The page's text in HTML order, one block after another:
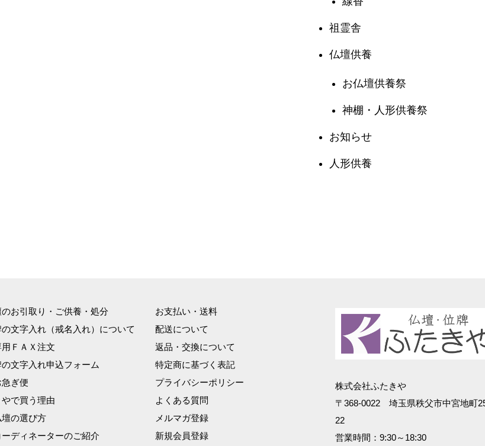
祖霊舎
仏壇供養
お仏壇供養祭
神棚・人形供養祭
お知らせ
人形供養
お引取り・ご供養・処分
文字入れ（戒名入れ）について
ＦＡＸ注文
文字入れ申込フォーム
ぎ便
で買う理由
壇の選び方
ディネーターのご紹介
お支払い・送料
配送について
返品・交換について
特定商に基づく表記
プライバシーポリシー
よくある質問
メルマガ登録
新規会員登録
株式会社ふたきや
〒368-0022 埼玉県秩父市中宮地町
22
営業時間：9:30～18:30